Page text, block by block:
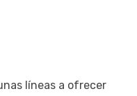
líneas a ofrecer